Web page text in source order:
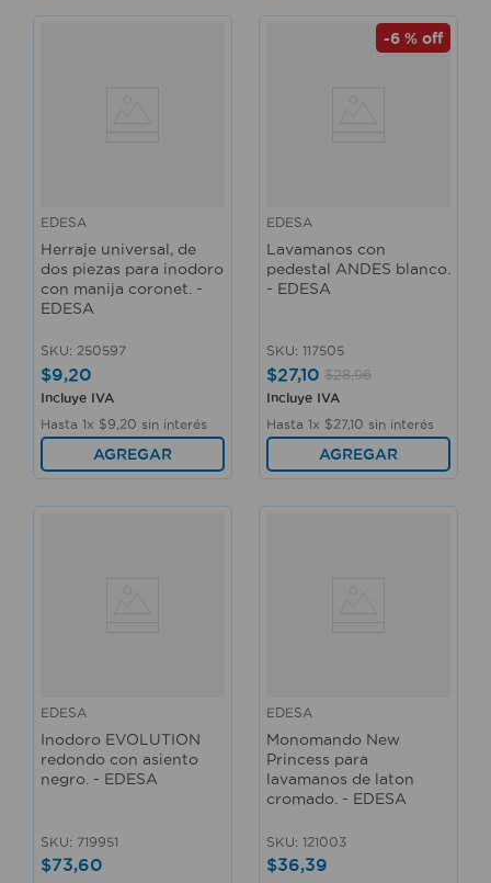
EDESA
Herraje universal, de
dos piezas para inodoro
con manija coronet. -
EDESA
SKU: 250597
$9,20
Incluye IVA
Hasta 1x $9 20 sin interés
AGREGAR
-6 % off
EDESA
Lavamanos con
pedestal ANDES blanco.
- EDESA
SKU: 117505
$27,10 $28,96
Incluye IVA
Hasta 1x $27,10 sin interés
AGREGAR
EDESA
Inodoro EVOLUTION
redondo con asiento
negro. - EDESA
SKU: 719951
$73,60
EDESA
Monomando New
Princess para
lavamanos de laton
cromado. - EDESA
SKU: 121003
$36,39